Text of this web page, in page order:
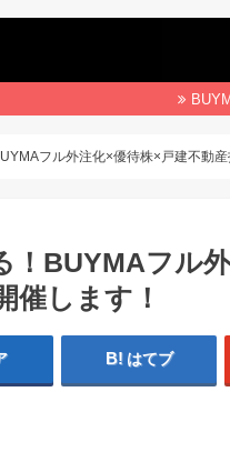
フル外注化×優待株×戸建不動
！BUYMAフル
催します！
はてブ